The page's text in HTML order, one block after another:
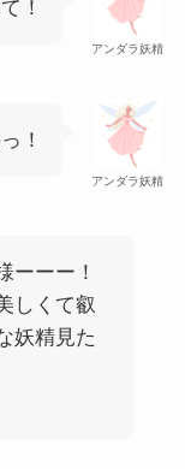
アンダラ妖精
！
アンダラ妖精
！
ーーー！
しくて叡
妖精見た